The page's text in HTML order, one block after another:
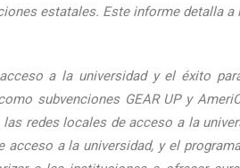
estatales. Este informe detalla
a la universidad y el éxito
subvenciones GEAR UP y
redes locales de acceso a la
a la universidad, y el